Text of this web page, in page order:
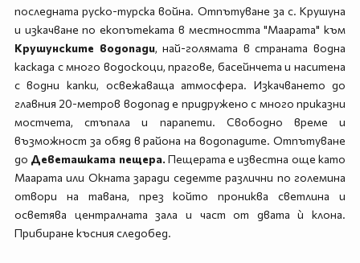
последната руско-турска война. Отпътуване за с. Крушуна
и изкачване по екопътеката в местността "Маарата" към
Крушунските водопади, най-голямата в страната водна
каскада с много водоскоци, прагове, басейнчета и наситена
с водни капки, освежаваща атмосфера. Изкачването до
главния 20-метров водопад е придружено с много приказни
мостчета, стъпала и парапети. Свободно време и
възможност за обяд в района на водопадите. Отпътуване
до Деветашката пещера. Пещерата е известна още като
Маарата или Окната заради седемте различни по големина
отвори на тавана, през който прониква светлина и
осветява централната зала и част от двата ѝ клона.
Прибиране късния следобед.